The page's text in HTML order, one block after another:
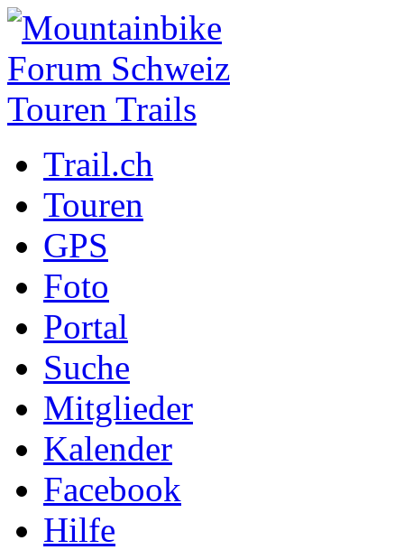
Trail.ch
Touren
GPS
Foto
Portal
Suche
Mitglieder
Kalender
Facebook
Hilfe